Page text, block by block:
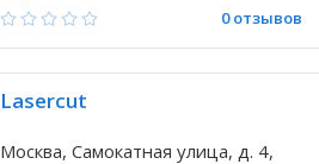
0 отзывов
Lasercut
Москва, Самокатная улица, д. 4,